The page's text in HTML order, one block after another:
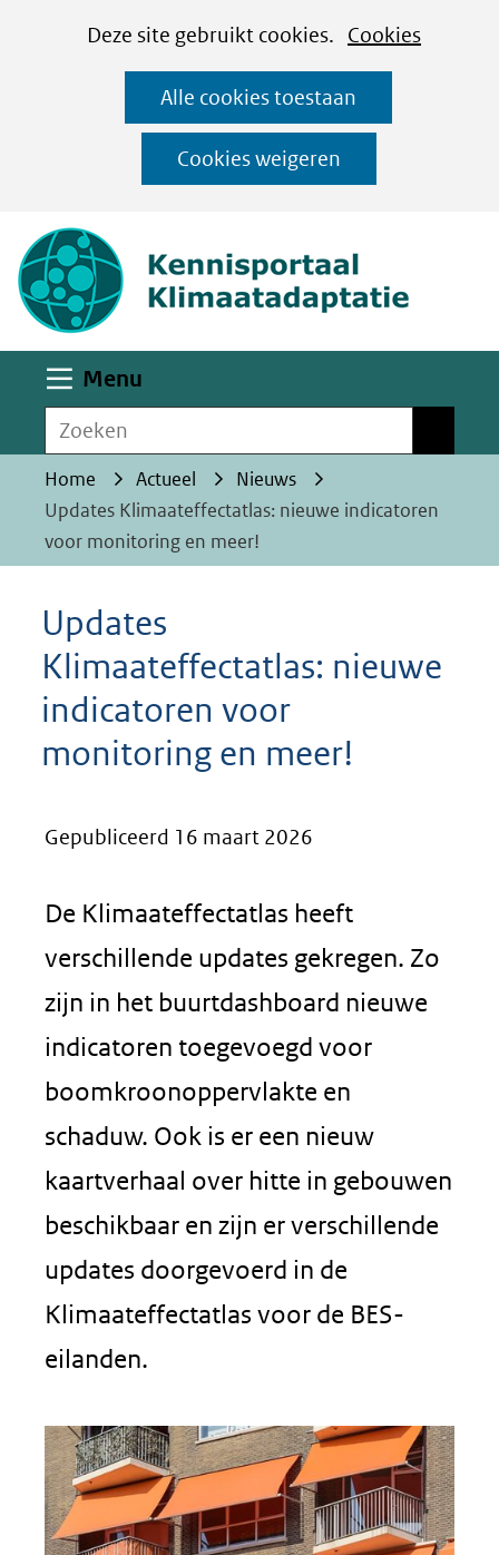
CookiesDeze site gebruikt cookies. Cookies
op
deze
website
worden
toegestaan
geweigerd.
Alle cookies toestaan
Cookies weigeren
Ga
naar
de
inhoud
Menu
Zoeken
Home Actueel
Nieuws
Updates Klimaateffectatlas: nieuwe indicatoren
voor monitoring en meer!
Updates
Klimaateffectatlas: nieuwe
indicatoren voor
monitoring en meer!
Gepubliceerd 16 maart 2026
De Klimaateffectatlas heeft
verschillende updates gekregen. Zo
zijn in het buurtdashboard nieuwe
indicatoren toegevoegd voor
boomkroonoppervlakte en
schaduw. Ook is er een nieuw
kaartverhaal over hitte in gebouwen
beschikbaar en zijn er verschillende
updates doorgevoerd in de
Klimaateffectatlas voor de BES-
eilanden.